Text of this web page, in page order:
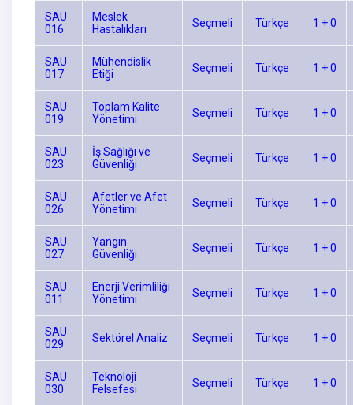
SAU
016
Meslek
Hastalıkları
Seçmeli Türkçe 1 + 0
SAU
017
Mühendislik
Etiği
Seçmeli Türkçe 1 + 0
SAU
019
Toplam Kalite
Yönetimi
Seçmeli Türkçe 1 + 0
SAU
023
İş Sağlığı ve
Güvenliği
Seçmeli Türkçe 1 + 0
SAU
026
Afetler ve Afet
Yönetimi
Seçmeli Türkçe 1 + 0
SAU
027
Yangın
Güvenliği
Seçmeli Türkçe 1 + 0
SAU
011
Enerji Verimliliği
Yönetimi
Seçmeli Türkçe 1 + 0
SAU
029
Sektörel Analiz Seçmeli Türkçe 1 + 0
SAU
030
Teknoloji
Felsefesi
Seçmeli Türkçe 1 + 0